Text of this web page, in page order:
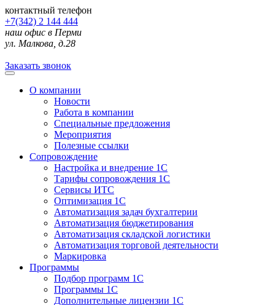
контактный телефон
+7(342) 2 144 444
наш офис в Перми
ул. Малкова, д.28
Заказать звонок
О компании
Новости
Работа в компании
Специальные предложения
Мероприятия
Полезные ссылки
Сопровождение
Настройка и внедрение 1С
Тарифы сопровождения 1С
Сервисы ИТС
Оптимизация 1С
Автоматизация задач бухгалтерии
Автоматизация бюджетирования
Автоматизация складской логистики
Автоматизация торговой деятельности
Маркировка
Программы
Подбор программ 1С
Программы 1С
Дополнительные лицензии 1С